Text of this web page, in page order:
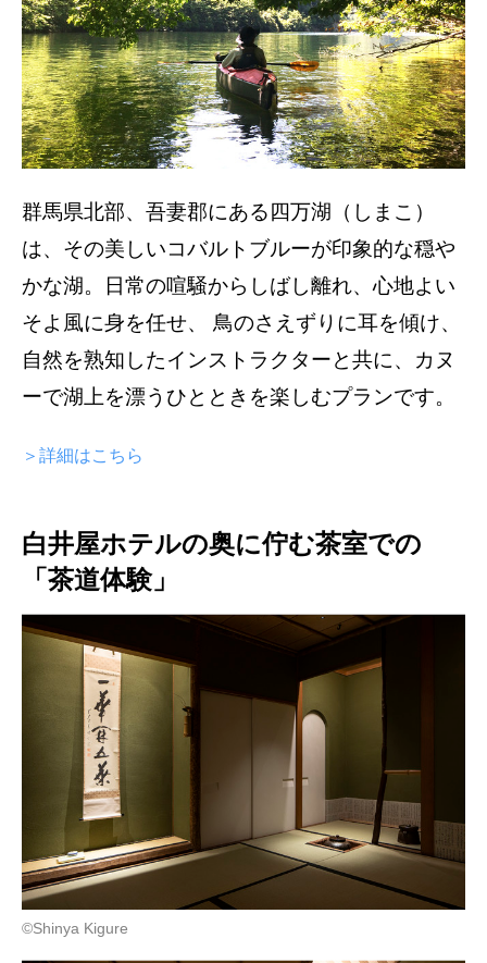
群馬県北部、吾妻郡にある四万湖（しまこ）
は、その美しいコバルトブルーが印象的な穏や
かな湖。日常の喧騒からしばし離れ、心地よい
そよ風に身を任せ、 鳥のさえずりに耳を傾け、
自然を熟知したインストラクターと共に、カヌ
ーで湖上を漂うひとときを楽しむプランです。
＞詳細はこちら
白井屋ホテルの奥に佇む茶室での
「茶道体験」
©️Shinya Kigure